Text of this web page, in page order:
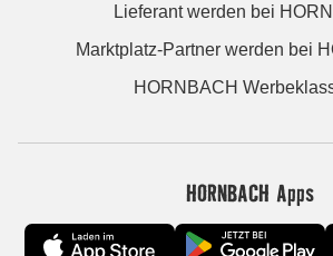
Lieferant werden bei
Marktplatz-Partner werden bei
HORNBACH
HORNBACH Apps